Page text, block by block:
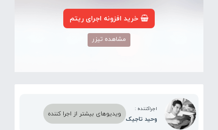
خرید افزونه اجرای ریتم
مشاهده تیزر
اجراکننده :
وحید تاجیک
ویدیوهای بیشتر از اجرا کننده